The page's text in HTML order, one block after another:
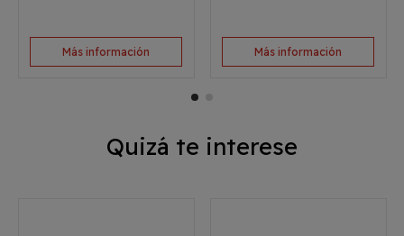
Más información Más información
Quizá te interese